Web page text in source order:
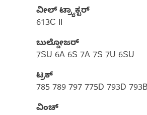
ವೀಲ್ ಟ್ರ್ಯಾಕ್ಟರ್‌
613C II
ಬುಲ್ಡೋಜರ್
7SU 6A 6S 7A 7S 7U 6SU
ಟ್ರಕ್
785 789 797 775D 793D
ವಿಂಚ್